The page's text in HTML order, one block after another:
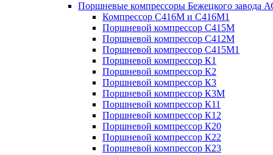
Поршневые компрессоры Бежецкого завода
Компрессор С416М и С416М1
Поршневой компрессор С415М
Поршневой компрессор С412М
Поршневой компрессор С415М1
Поршневой компрессор К1
Поршневой компрессор К2
Поршневой компрессор К3
Поршневой компрессор К3М
Поршневой компрессор К11
Поршневой компрессор К12
Поршневой компрессор К20
Поршневой компрессор К22
Поршневой компрессор К23